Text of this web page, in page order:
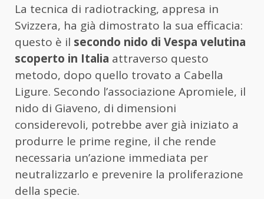
La tecnica di radiotracking, appresa in
Svizzera, ha già dimostrato la sua efficacia:
questo è il secondo nido di Vespa velutina
scoperto in Italia attraverso questo
metodo, dopo quello trovato a Cabella
Ligure. Secondo l’associazione Apromiele, il
nido di Giaveno, di dimensioni
considerevoli, potrebbe aver già iniziato a
produrre le prime regine, il che rende
necessaria un’azione immediata per
neutralizzarlo e prevenire la proliferazione
della specie.